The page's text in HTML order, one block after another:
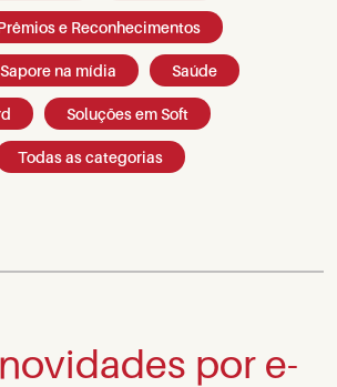
e Reconhecimentos
Sapore na mídia Saúde
Soluções em Soft
Todas as categorias
por e-